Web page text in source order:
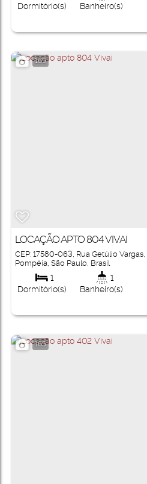
Dormitório(s) Banheiro(s)
169
LOCAÇÃO APTO 804 VIVAI
CEP: 17580-063, Rua Getúlio Vargas,
Pompéia, São Paulo, Brasil
1
Dormitório(s)
1
Banheiro(s)
165